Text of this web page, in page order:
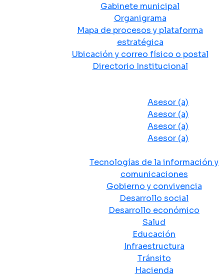
Gabinete municipal
Organigrama
Mapa de procesos y plataforma
estratégica
Ubicación y correo físico o postal
Directorio Institucional
Asesor (a)
Asesor (a)
Asesor (a)
Asesor (a)
Tecnologías de la información y
comunicaciones
Gobierno y convivencia
Desarrollo social
Desarrollo económico
Salud
Educación
Infraestructura
Tránsito
Hacienda